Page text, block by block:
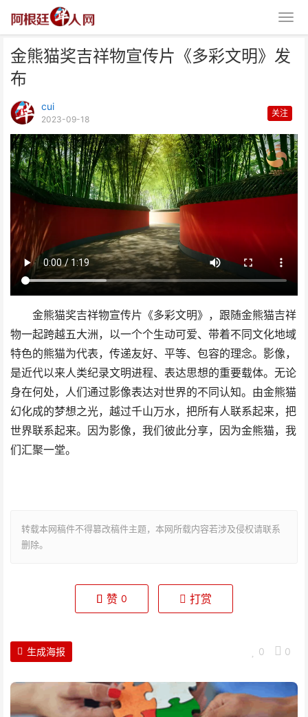
金熊猫奖吉祥物宣传片《多彩文明》发
布
cui
2023-09-18
关注
金熊猫奖吉祥物宣传片《多彩文明》，跟随金熊猫吉祥
物一起跨越五大洲，以一个个生动可爱、带着不同文化地域
特色的熊猫为代表，传递友好、平等、包容的理念。影像，
是近代以来人类纪录文明进程、表达思想的重要载体。无论
身在何处，人们通过影像表达对世界的不同认知。由金熊猫
幻化成的梦想之光，越过千山万水，把所有人联系起来，把
世界联系起来。因为影像，我们彼此分享，因为金熊猫，我
们汇聚一堂。
转载本网稿件不得篡改稿件主题，本网所载内容若涉及侵权请联系
删除。
金熊猫奖吉祥物宣传片《多彩文
明》发布
赞 0 打赏
0 0
生成海报